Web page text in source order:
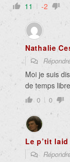
11 -2
Nathalie
Moi je suis
de temps
0 0
Le p’tit